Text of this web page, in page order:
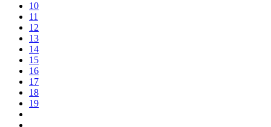
10
11
12
13
14
15
16
17
18
19